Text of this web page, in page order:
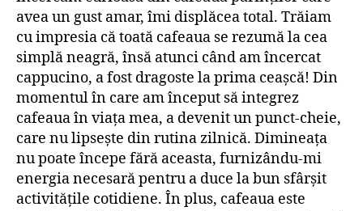
avea un gust amar, îmi displăcea total. Trăiam
cu impresia că toată cafeaua se rezumă la cea
simplă neagră, însă atunci când am încercat
cappucino, a fost dragoste la prima ceașcă! Din
momentul în care am început să integrez
cafeaua în viața mea, a devenit un punct-cheie,
care nu lipsește din rutina zilnică. Dimineața
nu poate începe fără aceasta, furnizându-mi
energia necesară pentru a duce la bun sfârșit
activitățile cotidiene. În plus, cafeaua este